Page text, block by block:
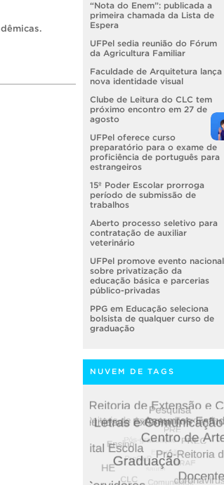
.
“Nota do Enem”: publicada a
primeira chamada da Lista de
Espera
UFPel sedia reunião do Fórum
da Agricultura Familiar
Faculdade de Arquitetura lança
nova identidade visual
Clube de Leitura do CLC tem
próximo encontro em 27 de
agosto
UFPel oferece curso
preparatório para o exame de
proficiência de português para
estrangeiros
15º Poder Escolar prorroga
período de submissão de
trabalhos
Aberto processo seletivo para
contratação de auxiliar
veterinário
UFPel promove evento nacional
sobre privatização da
educação básica e parcerias
público-privadas
PPG em Educação seleciona
bolsista de qualquer curso de
graduação
NUVEM DE TAGS